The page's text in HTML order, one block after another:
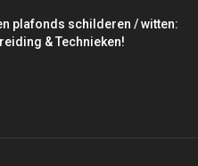
plafonds schilderen / witten:
& Technieken!